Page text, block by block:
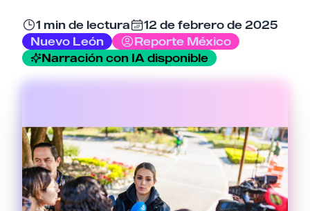
1 min de lectura
12 de febrero de 2025
Nuevo León
Reporte México
Narración con IA disponible
Tu comentario
Cancelar Enviar comentario